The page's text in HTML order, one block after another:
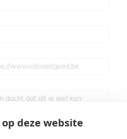
deze website